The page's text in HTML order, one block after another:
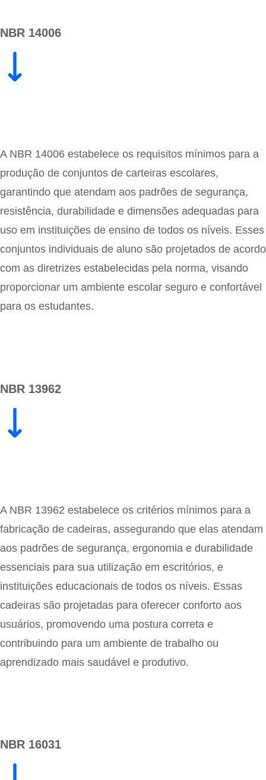
NBR 14006
A NBR 14006 estabelece os requisitos mínimos para a
produção de conjuntos de carteiras escolares,
garantindo que atendam aos padrões de segurança,
resistência, durabilidade e dimensões adequadas para
uso em instituições de ensino de todos os níveis. Esses
conjuntos individuais de aluno são projetados de acordo
com as diretrizes estabelecidas pela norma, visando
proporcionar um ambiente escolar seguro e confortável
para os estudantes.
NBR 13962
A NBR 13962 estabelece os critérios mínimos para a
fabricação de cadeiras, assegurando que elas atendam
aos padrões de segurança, ergonomia e durabilidade
essenciais para sua utilização em escritórios, e
instituições educacionais de todos os níveis. Essas
cadeiras são projetadas para oferecer conforto aos
usuários, promovendo uma postura correta e
contribuindo para um ambiente de trabalho ou
aprendizado mais saudável e produtivo.
NBR 16031